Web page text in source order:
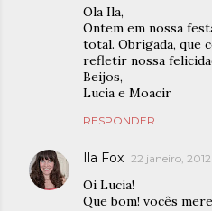
Ola Ila,
Ontem em nossa
total. Obrigada, que
refletir nossa
Beijos,
Lucia e Moacir
RESPONDER
Ila Fox 22 janeiro, 2012
Oi Lucia!
Que bom! vocês